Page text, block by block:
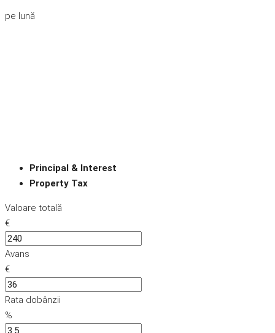
pe lună
Principal & Interest
Property Tax
Valoare totală
€
Avans
€
Rata dobânzii
%